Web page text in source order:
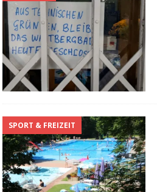
SPORT & FREIZEIT